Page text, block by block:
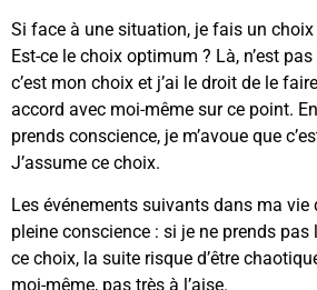
Si face à une situation, je fais un choix
Est-ce le choix optimum ? Là, n’est
c’est mon choix et j’ai le droit de le
accord avec moi-même sur ce point.
prends conscience, je m’avoue que
J’assume ce choix.
Les événements suivants dans ma vie
pleine conscience : si je ne prends
ce choix, la suite risque d’être
moi-même, pas très à l’aise.